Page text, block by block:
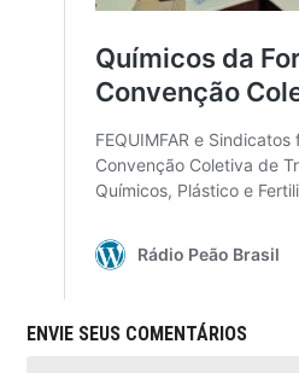
ENVIE SEUS COMENTÁRIOS